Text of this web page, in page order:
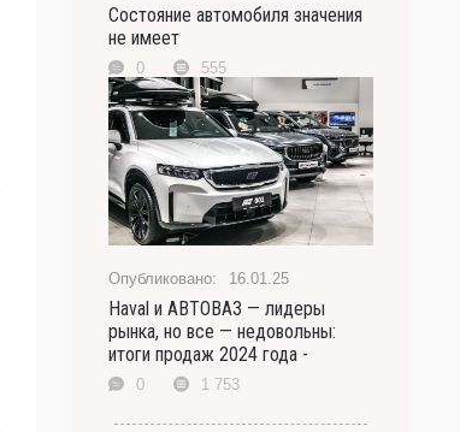
Состояние автомобиля значения
не имеет
0 555
16.01.25
Haval и АВТОВАЗ — лидеры
рынка, но все — недовольны:
итоги продаж 2024 года -
0 1 753